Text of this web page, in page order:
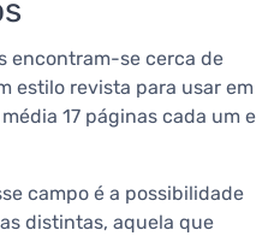
encontram-se cerca de
estilo revista para usar em
17 páginas cada um e
campo é a possibilidade
distintas, aquela que